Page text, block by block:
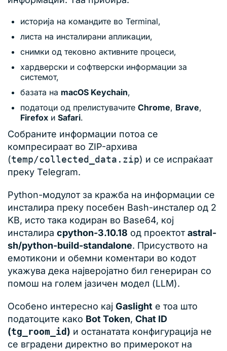
историја на командите во Terminal,
листа на инсталирани апликации,
снимки од тековно активните процеси,
хардверски и софтверски информации за
системот,
базата на macOS Keychain,
податоци од прелистувачите Chrome, Brave,
Firefox и Safari.
Собраните информации потоа се
компресираат во ZIP-архива
(temp/collected_data.zip) и се испраќаат
преку Telegram.
Python-модулот за кражба на информации се
инсталира преку посебен Bash-инсталер од 2
KB, исто така кодиран во Base64, кој
инсталира cpython-3.10.18 од проектотastral-
sh/python-build-standalone. Присуството на
емотикони и обемни коментари во кодот
укажува дека најверојатно бил генериран со
помош на голем јазичен модел (LLM).
Особено интересно кај Gaslight е тоа што
податоците како Bot Token, Chat ID
(tg_room_id) и останатата конфигурација не
се вградени директно во примерокот на